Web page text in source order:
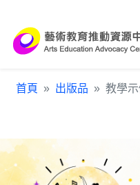
首頁 出版品 教學示